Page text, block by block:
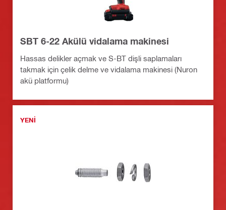
SBT 6-22 Akülü vidalama makinesi
Hassas delikler açmak ve S-BT dişli saplamaları
takmak için çelik delme ve vidalama makinesi (Nuron
akü platformu)
YENI